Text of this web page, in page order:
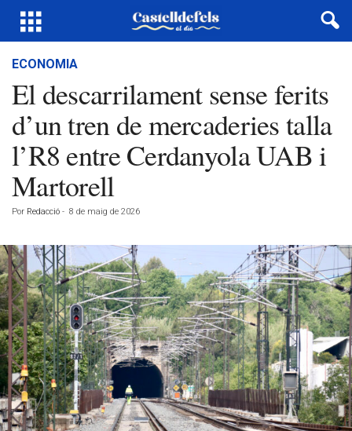
ECONOMIA
El descarrilament sense ferits
d’un tren de mercaderies talla
l’R8 entre Cerdanyola UAB i
Martorell
Por Redacció - 8 de maig de 2026